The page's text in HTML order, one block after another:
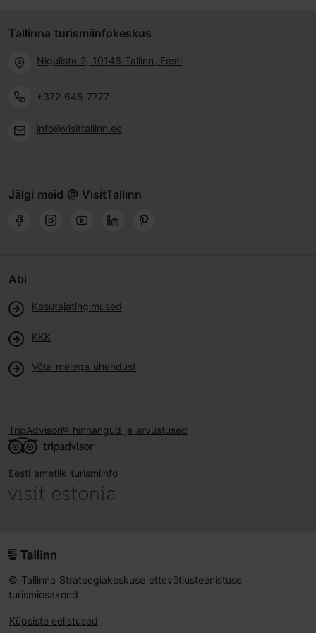
Tallinna turismiinfokeskus
Niguliste 2, 10146 Tallinn, Eesti
+372 645 7777
info@visittallinn.ee
Jälgi meid @ VisitTallinn
Abi
Kasutajatingimused
KKK
Võta meiega ühendust
TripAdvisori® hinnangud ja arvustused
Eesti ametlik turismiinfo
© Tallinna Strateegiakeskuse ettevõtlusteenistuse
turismiosakond
Küpsiste eelistused